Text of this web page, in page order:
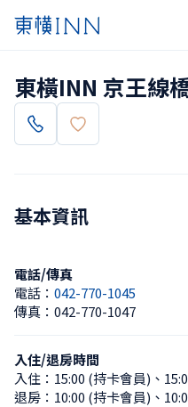
東橫INN 京王線
基本資訊
電話/傳真
電話： 042-770-1045
傳真： 042-770-1047
入住/退房時間
入住： 15:00 (持卡會員) 、
退房： 10:00 (持卡會員) 、